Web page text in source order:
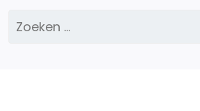
Zoeken
naar: